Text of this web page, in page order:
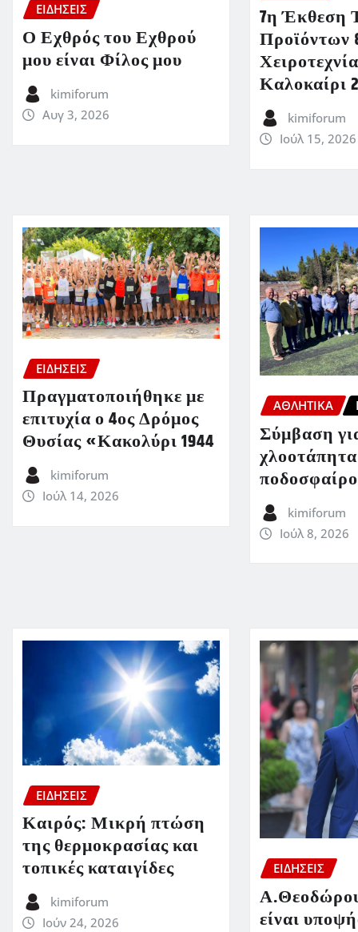
ΕΙΔΗΣΕΙΣ
Ο Εχθρός του Εχθρού
μου είναι Φίλος μου
kimiforum
Αυγ 3, 2026
7η Έκθεση
Προϊόντων
Καλοκαίρι
kimiforum
Ιούλ 15, 2026
ΕΙΔΗΣΕΙΣ
Πραγματοποιήθηκε με
επιτυχία ο 4ος Δρόμος
Θυσίας «Κακολύρι 1944
kimiforum
Ιούλ 14, 2026
ΑΘΛΗΤΙΚΑ
Σύμβαση
kimiforum
Ιούλ 8, 2026
ΕΙΔΗΣΕΙΣ
Καιρός: Μικρή πτώση
της θερμοκρασίας και
τοπικές καταιγίδες
kimiforum
Ιούν 24, 2026
ΕΙΔΗΣΕΙΣ
είναι